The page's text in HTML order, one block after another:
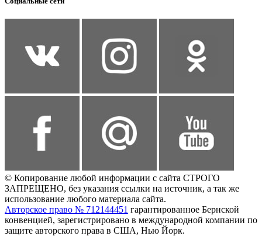
© Копирование любой информации с сайта СТРОГО
ЗАПРЕЩЕНО, без указания ссылки на источник, а так же
использование любого материала сайта.
Авторское право № 712144451 гарантированное Бернской
конвенцией, зарегистрировано в международной компании по
защите авторского права в США, Нью Йорк.